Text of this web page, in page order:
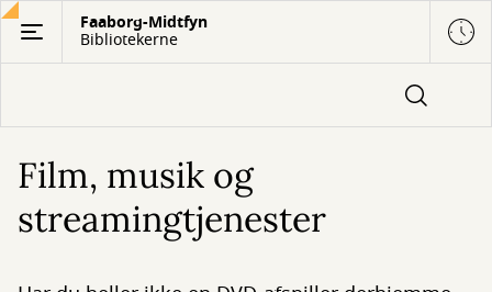
Gå
hovedindhold
Faaborg-Midtfyn
Bibliotekerne
Film, musik og
streamingtjenester